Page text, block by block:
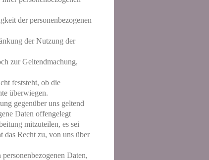
der personenbezogenen
der Nutzung der
zur Geltendmachung,
feststeht, ob die
überwiegen.
gegenüber uns geltend
Daten offengelegt
mitzuteilen, es sei
das Recht zu, von uns über
Daten,